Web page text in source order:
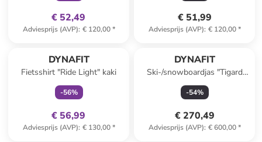
€ 52,49
Adviesprijs (AVP): € 120,00*
€ 51,99
Adviesprijs (AVP): € 120,00*
DYNAFIT
Fietsshirt "Ride Light" kaki
-56%
€ 56,99
Adviesprijs (AVP): € 130,00*
DYNAFIT
Ski-/snowboardjas "Tigard
GTX" roze
-54%
€ 270,49
Adviesprijs (AVP): € 600,00*